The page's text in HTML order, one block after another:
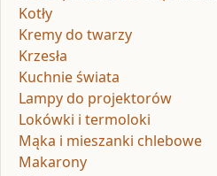
Kotły
Kremy do twarzy
Krzesła
Kuchnie świata
Lampy do projektorów
Lokówki i termoloki
Mąka i mieszanki chlebowe
Makarony